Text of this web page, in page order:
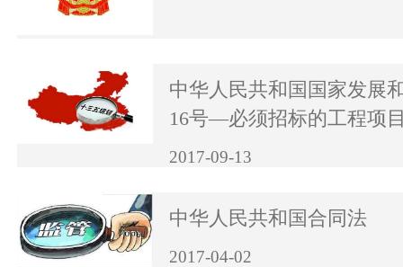
中华人民共和国国家发展
16号—必须招标的工程项
2017-09-13
中华人民共和国合同法
2017-04-02